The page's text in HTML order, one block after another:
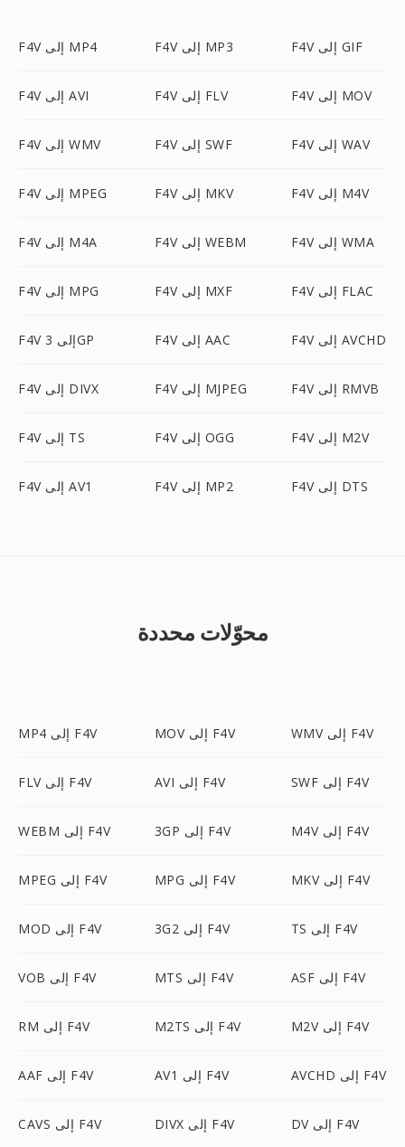
F4V إلى MP4 F4V إلى MP3 F4V إلى GIF
F4V إلى AVI F4V إلى FLV F4V إلى MOV
F4V إلى WMV F4V إلى SWF F4V إلى WAV
F4V إلى MPEG F4V إلى MKV F4V إلى M4V
F4V إلى M4A F4V إلى WEBM F4V إلى WMA
F4V إلى MPG F4V إلى MXF F4V إلى FLAC
F4V إلى 3GP F4V إلى AAC F4V إلى AVCHD
F4V إلى DIVX F4V إلى MJPEG F4V إلى RMVB
F4V إلى TS F4V إلى OGG F4V إلى M2V
F4V إلى AV1 F4V إلى MP2 F4V إلى DTS
محوّلات محددة
MP4 إلى F4V MOV إلى F4V WMV إلى F4V
FLV إلى F4V AVI إلى F4V SWF إلى F4V
WEBM إلى F4V 3GP إلى F4V M4V إلى F4V
MPEG إلى F4V MPG إلى F4V MKV إلى F4V
MOD إلى F4V 3G2 إلى F4V TS إلى F4V
VOB إلى F4V MTS إلى F4V ASF إلى F4V
RM إلى F4V M2TS إلى F4V M2V إلى F4V
AAF إلى F4V AV1 إلى F4V AVCHD إلى F4V
CAVS إلى F4V DIVX إلى F4V DV إلى F4V